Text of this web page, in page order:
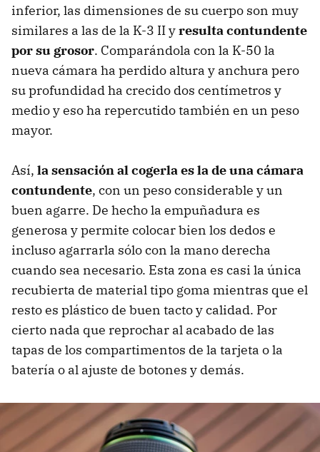
inferior, las dimensiones de su cuerpo son muy
similares a las de la K-3 II yresulta contundente
por su grosor. Comparándola con la K-50 la
nueva cámara ha perdido altura y anchura pero
su profundidad ha crecido dos centímetros y
medio y eso ha repercutido también en un peso
mayor.
Así, la sensación al cogerla es la de una cámara
contundente, con un peso considerable y un
buen agarre. De hecho la empuñadura es
generosa y permite colocar bien los dedos e
incluso agarrarla sólo con la mano derecha
cuando sea necesario. Esta zona es casi la única
recubierta de material tipo goma mientras que el
resto es plástico de buen tacto y calidad. Por
cierto nada que reprochar al acabado de las
tapas de los compartimentos de la tarjeta o la
batería o al ajuste de botones y demás.